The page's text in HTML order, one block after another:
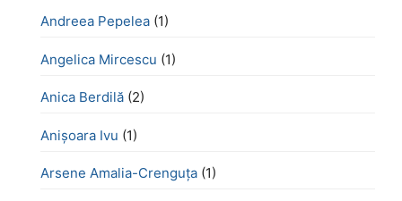
Andreea Pepelea (1)
Angelica Mircescu (1)
Anica Berdilă (2)
Anișoara Ivu (1)
Arsene Amalia-Crenguța (1)